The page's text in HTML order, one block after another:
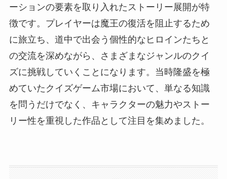
ーションの要素を取り入れたストーリー展開が特
徴です。プレイヤーは魔王の復活を阻止するため
に旅立ち、道中で出会う個性的なヒロインたちと
の交流を深めながら、さまざまなジャンルのクイ
ズに挑戦していくことになります。当時隆盛を極
めていたクイズゲーム市場において、単なる知識
を問うだけでなく、キャラクターの魅力やストー
リー性を重視した作品として注目を集めました。